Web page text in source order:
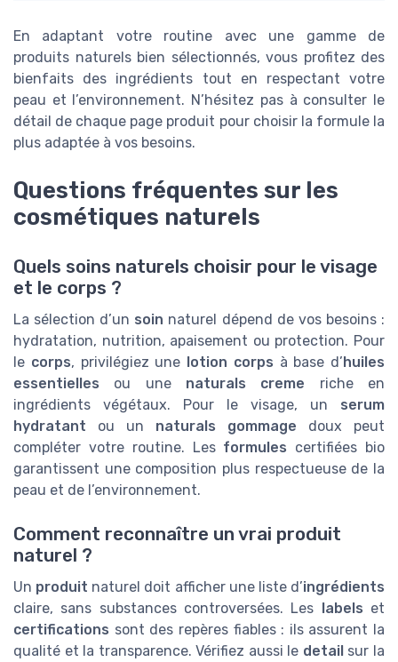
En adaptant votre routine avec une gamme de
produits naturels bien sélectionnés, vous profitez des
bienfaits des ingrédients tout en respectant votre
peau et l’environnement. N’hésitez pas à consulter le
détail de chaque page produit pour choisir la formule la
plus adaptée à vos besoins.
Questions fréquentes sur les
cosmétiques naturels
Quels soins naturels choisir pour le visage
et le corps ?
La sélection d’un soin naturel dépend de vos besoins :
hydratation, nutrition, apaisement ou protection. Pour
le corps, privilégiez une lotion corps à base d’ huiles
essentielles ou une naturals creme riche en
ingrédients végétaux. Pour le visage, un serum
hydratant ou un naturals gommage doux peut
compléter votre routine. Les formules certifiées bio
garantissent une composition plus respectueuse de la
peau et de l’environnement.
Comment reconnaître un vrai produit
naturel ?
Un produit naturel doit afficher une liste d’ingrédients
claire, sans substances controversées. Les labels et
certifications sont des repères fiables : ils assurent la
qualité et la transparence. Vérifiez aussi le detailsur la